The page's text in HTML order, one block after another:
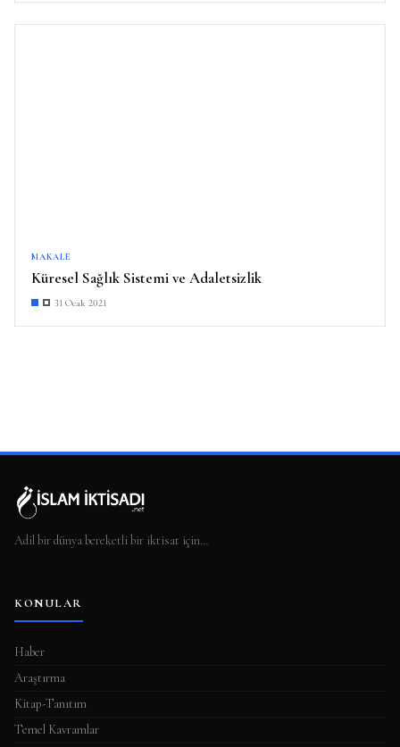
MAKALE
Küresel Sağlık Sistemi ve Adaletsizlik
31 Ocak 2021
Adil bir dünya bereketli bir iktisat için…
KONULAR
Haber
Araştırma
Kitap-Tanıtım
Temel Kavramlar